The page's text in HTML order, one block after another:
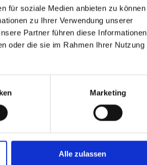
für soziale Medien anbieten zu können
zu Ihrer Verwendung unserer
Partner führen diese Informationen
oder die sie im Rahmen Ihrer Nutzung
Marketing
Alle zulassen